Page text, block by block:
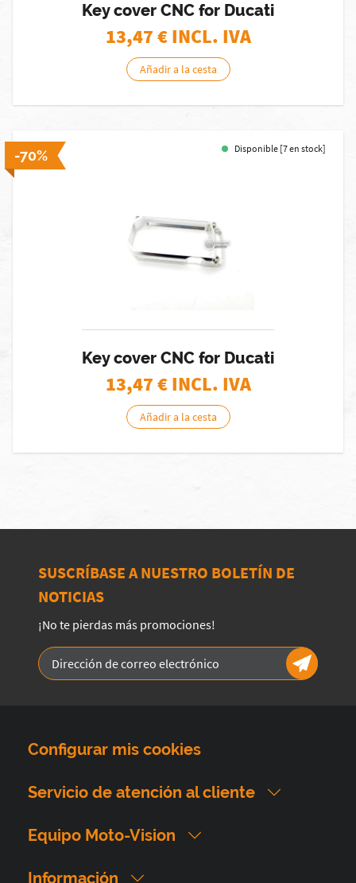
Key cover CNC for Ducati
13,47€ INCL. IVA
Añadir a la cesta
-70% Disponible [7 en stock]
Key cover CNC for Ducati
13,47€ INCL. IVA
Añadir a la cesta
SUSCRÍBASE A NUESTRO BOLETÍN DE
NOTICIAS
¡No te pierdas más promociones!
Configurar mis cookies
Servicio de atención al cliente
Equipo Moto-Vision
Información